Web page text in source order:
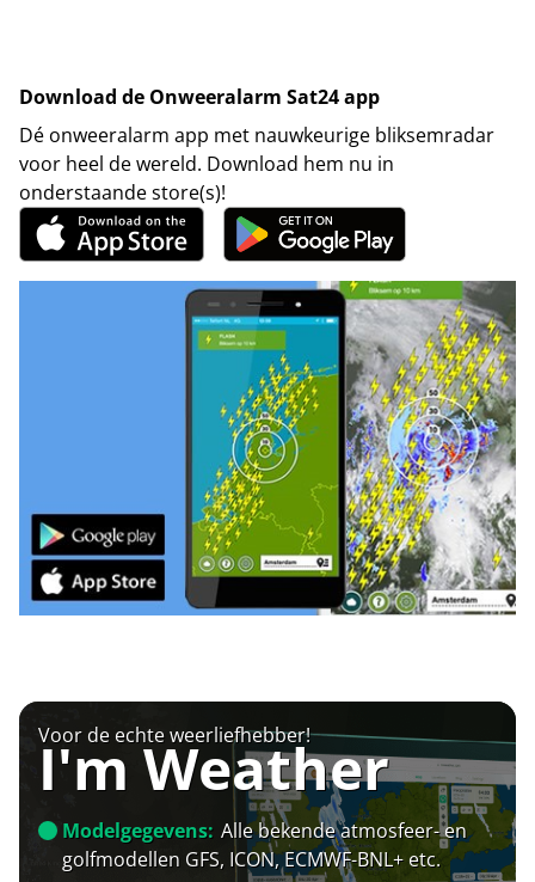
Download de Onweeralarm Sat24 app
Dé onweeralarm app met nauwkeurige bliksemradar
voor heel de wereld. Download hem nu in
onderstaande store(s)!
Voor de echte weerliefhebber!
I'm Weather
Modelgegevens: Alle bekende atmosfeer- en
golfmodellen GFS, ICON, ECMWF-BNL+ etc.